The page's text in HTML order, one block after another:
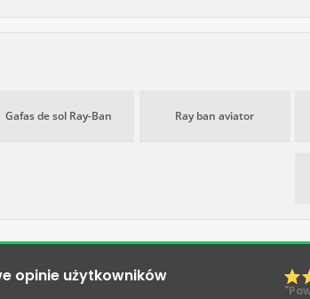
Gafas de sol Ray-Ban Ray ban aviator
opinie użytkowników